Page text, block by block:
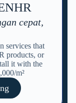
cepat,
services that
products, or
it with the
m²